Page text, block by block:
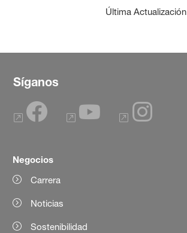
Última Actualización
Síganos
Negocios
Carrera
Noticias
Sostenibilidad